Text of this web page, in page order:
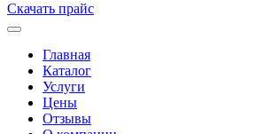
Скачать прайс
Главная
Каталог
Услуги
Цены
Отзывы